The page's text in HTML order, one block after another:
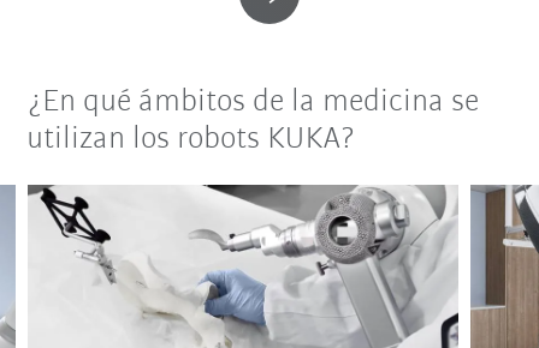
¿En qué ámbitos de la medicina se
utilizan los robots KUKA?